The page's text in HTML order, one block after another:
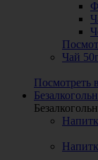
Чай
Посмотреть